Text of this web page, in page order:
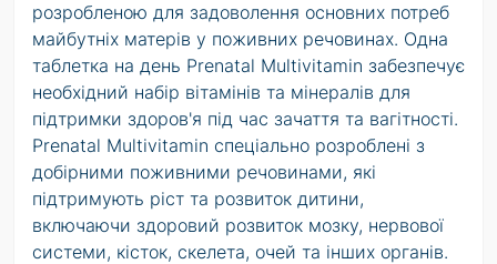
розробленою для задоволення основних потреб
майбутніх матерів у поживних речовинах. Одна
таблетка на день Prenatal Multivitamin забезпечує
необхідний набір вітамінів та мінералів для
підтримки здоров'я під час зачаття та вагітності.
Prenatal Multivitamin спеціально розроблені з
добірними поживними речовинами, які
підтримують ріст та розвиток дитини,
включаючи здоровий розвиток мозку, нервової
системи, кісток, скелета, очей та інших органів.